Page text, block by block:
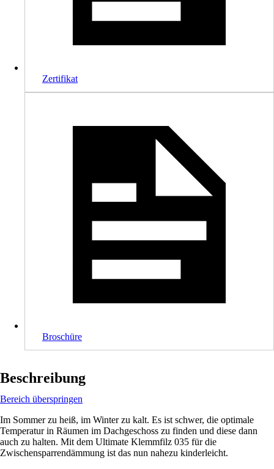
Zertifikat
Broschüre
Beschreibung
Bereich überspringen
Im Sommer zu heiß, im Winter zu kalt. Es ist schwer, die optimale
Temperatur in Räumen im Dachgeschoss zu finden und diese dann
auch zu halten. Mit dem Ultimate Klemmfilz 035 für die
Zwischensparrendämmung ist das nun nahezu kinderleicht.